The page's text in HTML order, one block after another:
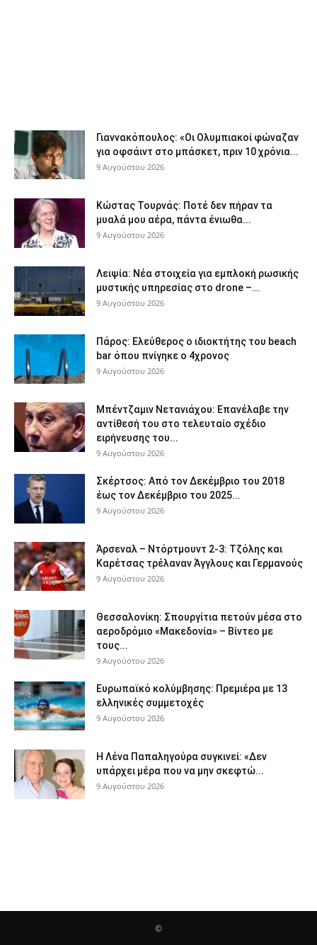
Γιαννακόπουλος: «Οι Ολυμπιακοί φώναζαν
για οφσάιντ στο μπάσκετ, πριν 10 χρόνια...
9 Αυγούστου 2026
Κώστας Τουρνάς: Ποτέ δεν πήραν τα
μυαλά μου αέρα, πάντα ένιωθα...
9 Αυγούστου 2026
Λειψία: Νέα στοιχεία για εμπλοκή ρωσικής
μυστικής υπηρεσίας στο drone –...
9 Αυγούστου 2026
Πάρος: Ελεύθερος ο ιδιοκτήτης του beach
bar όπου πνίγηκε ο 4χρονος
9 Αυγούστου 2026
Μπέντζαμιν Νετανιάχου: Επανέλαβε την
αντίθεσή του στο τελευταίο σχέδιο
ειρήνευσης του...
9 Αυγούστου 2026
Σκέρτσος: Από τον Δεκέμβριο του 2018
έως τον Δεκέμβριο του 2025...
9 Αυγούστου 2026
Άρσεναλ – Ντόρτμουντ 2-3: Τζόλης και
Καρέτσας τρέλαναν Άγγλους και Γερμανούς
9 Αυγούστου 2026
Θεσσαλονίκη: Σπουργίτια πετούν μέσα στο
αεροδρόμιο «Μακεδονία» – Βίντεο με
τους...
9 Αυγούστου 2026
Ευρωπαϊκό κολύμβησης: Πρεμιέρα με 13
ελληνικές συμμετοχές
9 Αυγούστου 2026
Η Λένα Παπαληγούρα συγκινεί: «Δεν
υπάρχει μέρα που να μην σκεφτώ...
9 Αυγούστου 2026
©